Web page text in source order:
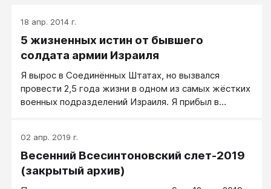
18 апр. 2014 г.
5 жизненных истин от бывшего
солдата армии Израиля
Я вырос в Соединённых Штатах, но вызвался
провести 2,5 года жизни в одном из самых жёстких
военных подразделений Израиля. Я прибыл в
месяцев я освоил язык, а последующие 2 года
прошли для меня в изнурительных физических
тренировках и обучению командной работе под
02 апр. 2019 г.
Весенний Всесинтоновский слет-2019
(закрытый архив)